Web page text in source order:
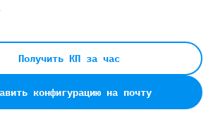
конфигурацию на почту
Получить КП за час